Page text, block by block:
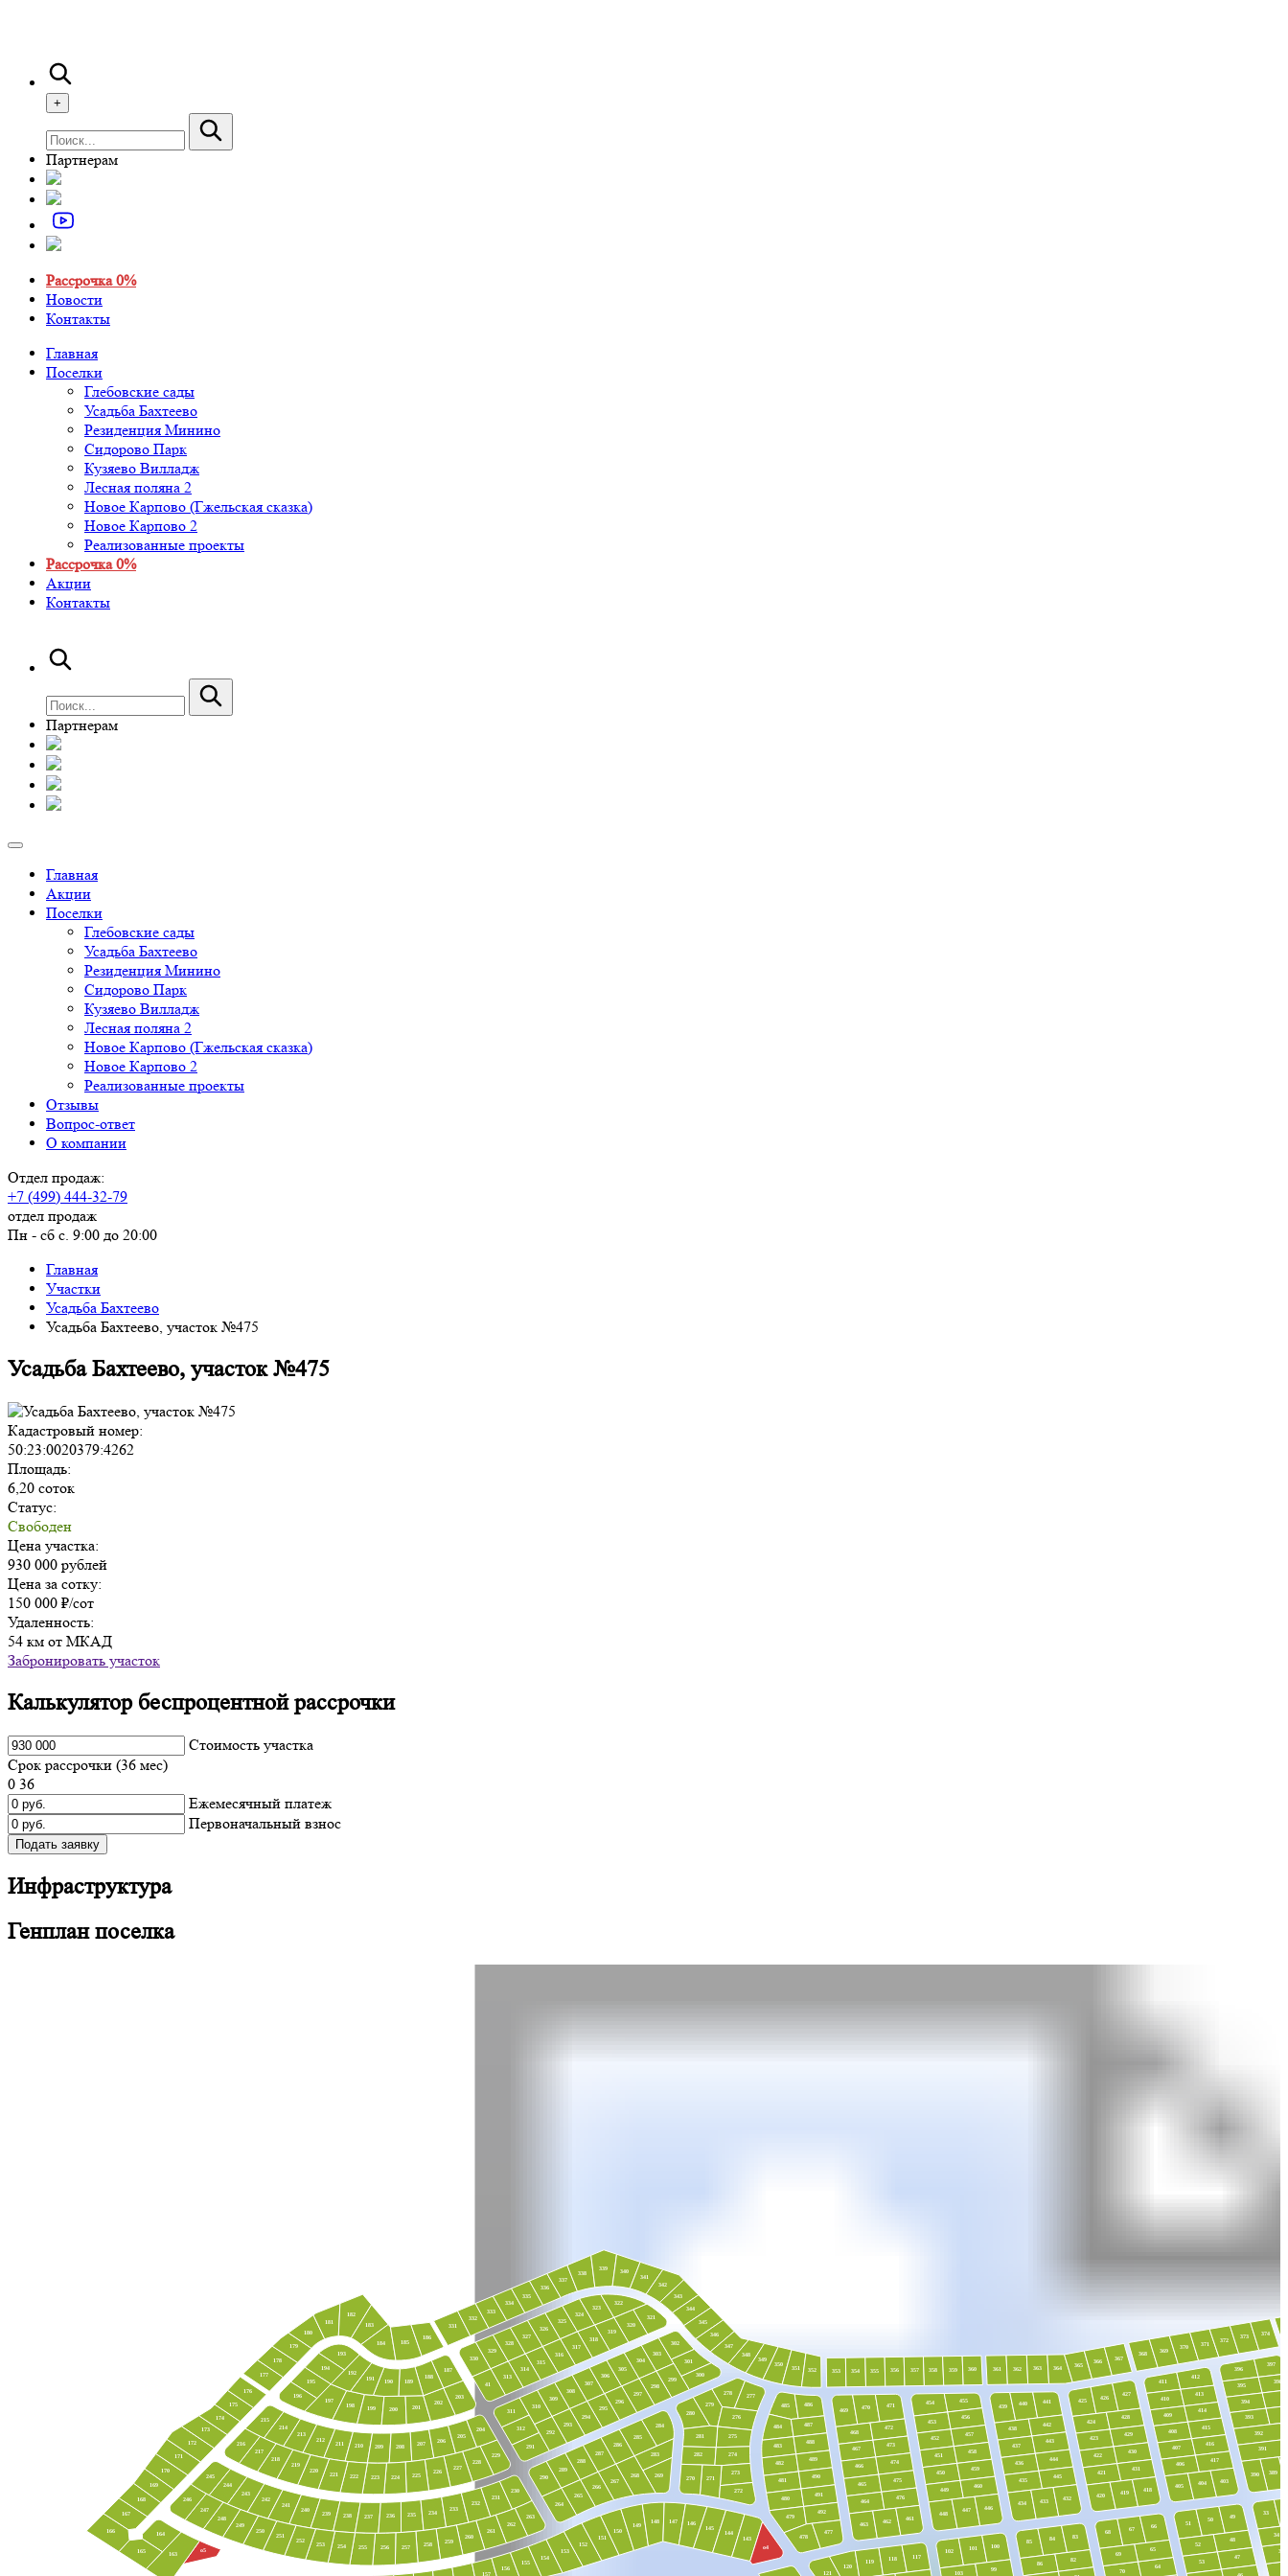
+
Партнерам
Рассрочка 0%
Новости
Контакты
Главная
Поселки
Глебовские сады
Усадьба Бахтеево
Резиденция Минино
Сидорово Парк
Кузяево Вилладж
Лесная поляна 2
Новое Карпово (Гжельская сказка)
Новое Карпово 2
Реализованные проекты
Рассрочка 0%
Акции
Контакты
Партнерам
Главная
Акции
Поселки
Глебовские сады
Усадьба Бахтеево
Резиденция Минино
Сидорово Парк
Кузяево Вилладж
Лесная поляна 2
Новое Карпово (Гжельская сказка)
Новое Карпово 2
Реализованные проекты
Отзывы
Вопрос-ответ
О компании
Отдел продаж:
+7 (499) 444-32-79
отдел продаж
Пн - сб с. 9:00 до 20:00
Главная
Участки
Усадьба Бахтеево
Усадьба Бахтеево, участок №475
Усадьба Бахтеево, участок №475
Кадастровый номер:
50:23:0020379:4262
Площадь:
6,20 соток
Статус:
Свободен
Цена участка:
930 000 рублей
Цена за сотку:
150 000 ₽/сот
Удаленность:
54 км от МКАД
Забронировать участок
Калькулятор беспроцентной рассрочки
Cтоимость участка
Срок рассрочки (36 мес)
0 36
Ежемесячный платеж
Первоначальный взнос
Подать заявку
Инфраструктура
Генплан поселка
о5
163
164
165
166
167
168
169
170
171
172
173
174
175
176
177
178
179
180
181
182
183
184 185
186
331
332
333
334
335
336
337
338
339
340
341
342
343
344
345
346
347
348
349
350
351 352 353 354 355 356 357 358 359 360 361 362 363 364 365
366
367
368
369
370
371
372
373
374
157
156
155
154
153
152
151
150
149
148 147 146
145
144
143
о4
193
194
195
196
197
198
199 200 201
202
203
187
188
189
190
191
192
215
214
213
212
211 210 209 208 207
206
205
204
229
228
227
226
225
224
223
222
221
220
219
218
217
216
245
244
243
242
241
240
239 238 237 236 235 234
233
232
231
230
263
262
261
260
259
258
257
256
255
254
253
252
251
250
249
248
247
246
330
329
328
327
326
325
324
323
322
321
320
319
318
317
316
315
314
313
41
311
312
291
292
310
309
308
307
306
305
304
303
302
301
300
299
298
297
296
295
294
293
290
289
288
287
286
285
284
283
269
268
267
266
265
264
280
279
278 277
276
275
281
282 274
273
271
270
272
485 486
484 487
483
488
482
489
481
490
480
491
479
492
478
477
121
469 470 471
468
472
467
473
466
474
465
475
464
476
463 462 461
454 455
453
456
452
457
451
458
450
459
449
460
448
447 446
439 440 441
438
442
437
443
436
444
435
445
434 433 432
425
426
427
424
428
423
429
422
430
421
431
420 419
418
411
412
410
413
409
414
408
415
407
416
406
417
405
404 403
396
397
395
398
394
393
392
391
389
390
120
119 118 117
102
101 100
85 84 83
68
67 66
51
50 49
33
103
99
86
82
70
64
65
69
52
48
53
47
35
34